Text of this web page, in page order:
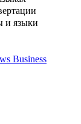
и языки
Business